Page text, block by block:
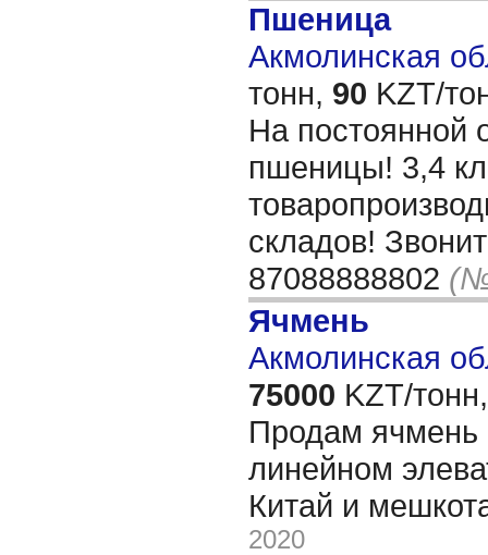
Пшеница
Акмолинская
тонн, 90 KZT/
На постоянной
пшеницы! 3,4
складов!
87088888802
Ячмень
Акмолинская
75000 KZT/тонн,
Продам ячмень
линейном
Китай и
2020